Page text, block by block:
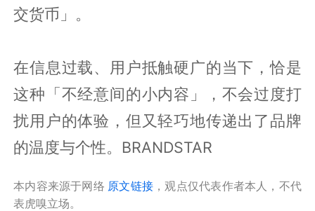
交货币」。
在信息过载、用户抵触硬广的当下，恰是
这种「不经意间的小内容」，不会过度打
扰用户的体验，但又轻巧地传递出了品牌
的温度与个性。BRANDSTAR
本内容来源于网络 原文链接 ，观点仅代表作者本人，不代
表虎嗅立场。